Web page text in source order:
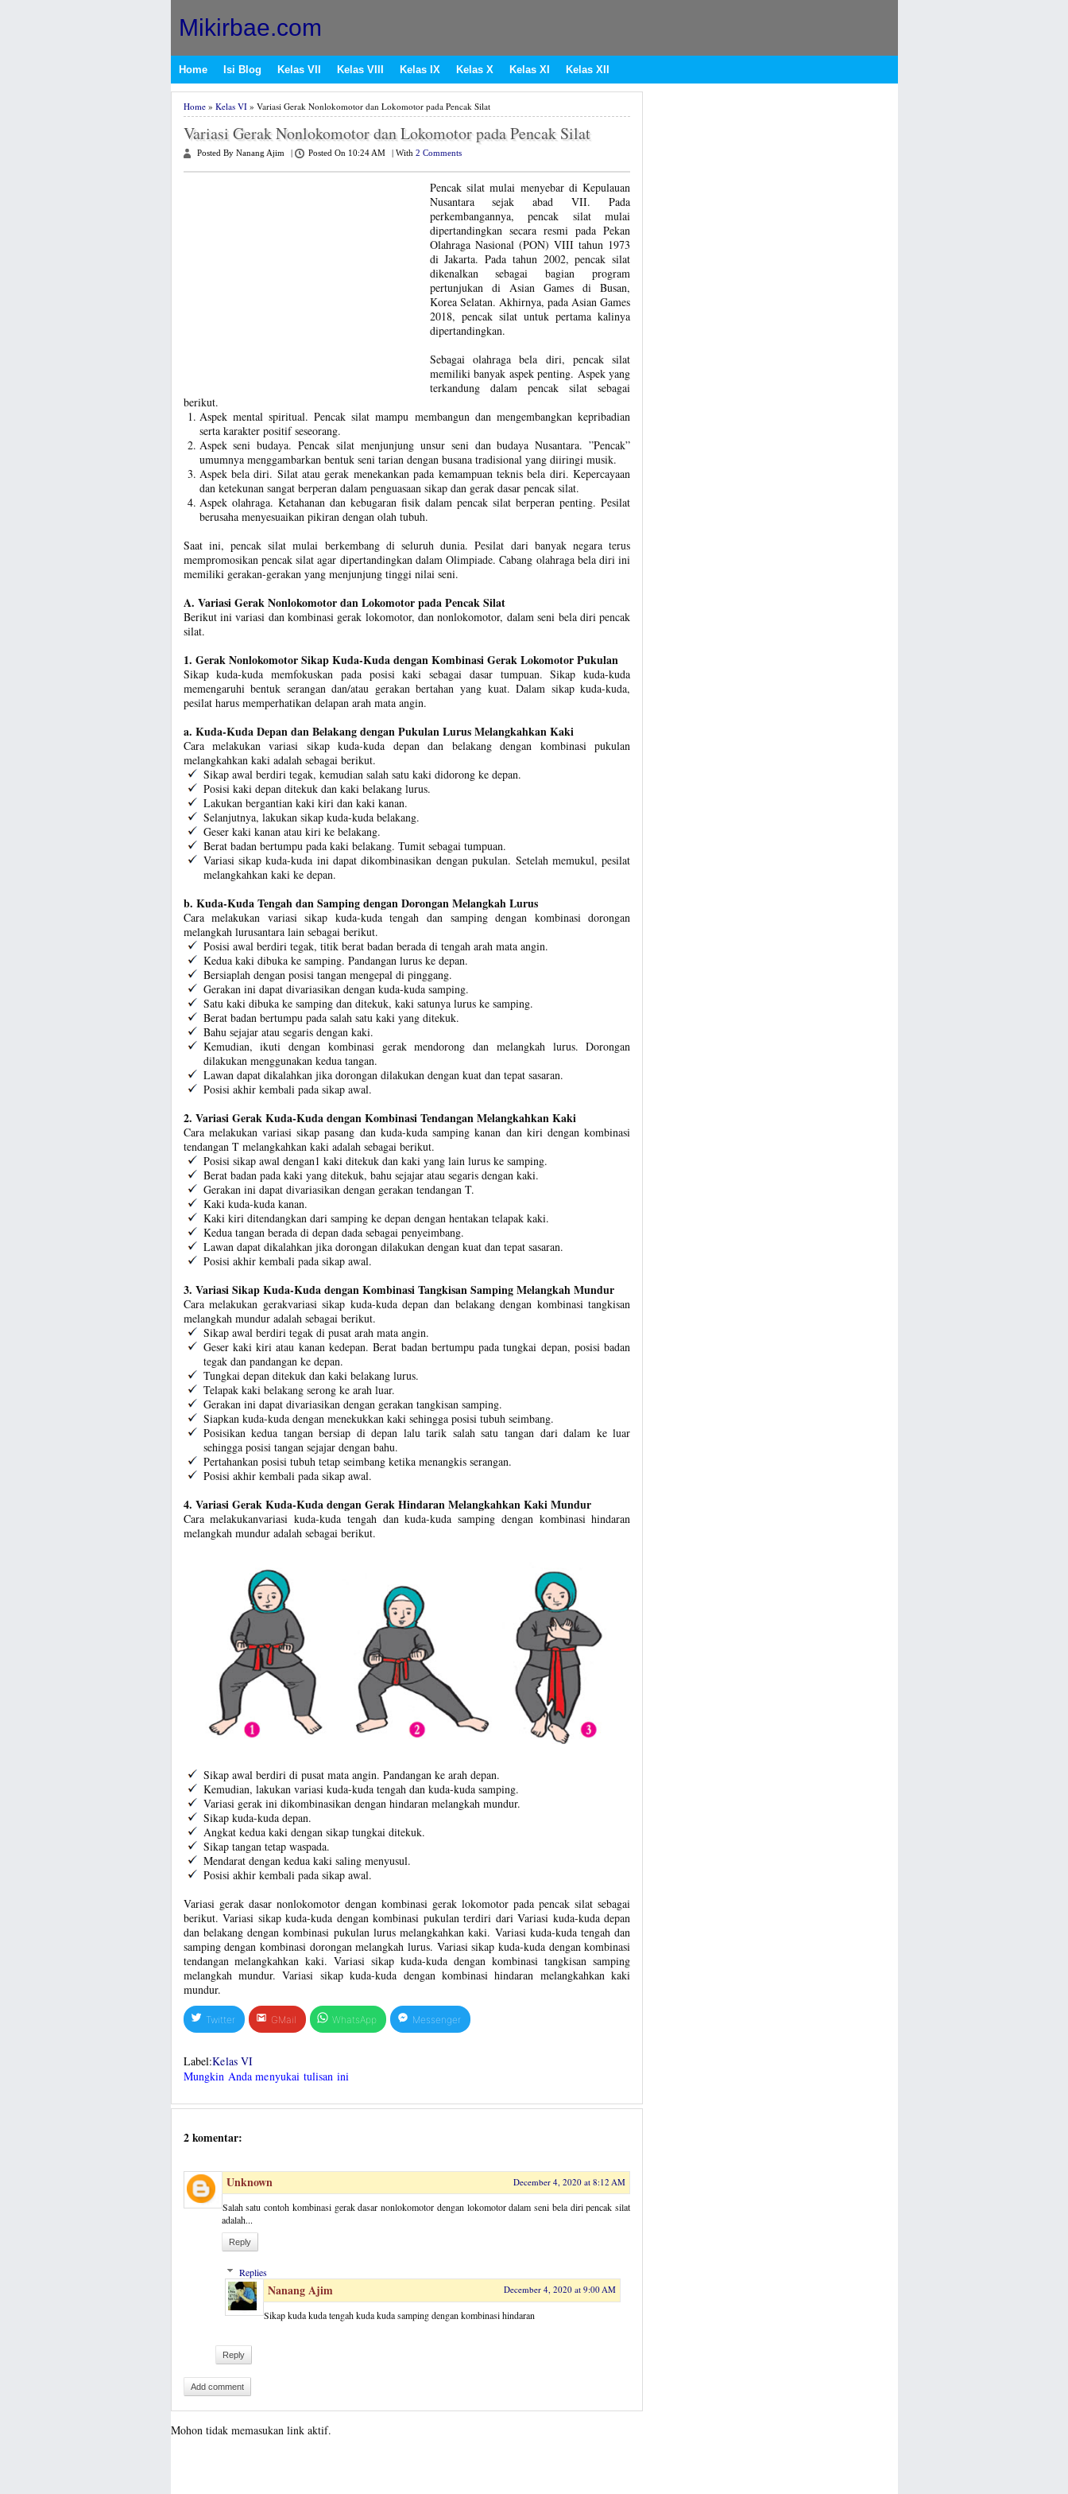
Mikirbae.com
Home Isi Blog Kelas VII Kelas VIII Kelas IX Kelas X Kelas XI Kelas XII
Home» Kelas VI» Variasi Gerak Nonlokomotor dan Lokomotor pada Pencak Silat
Variasi Gerak Nonlokomotor dan Lokomotor pada Pencak Silat
Posted By Nanang Ajim Posted On 10:24 AM With 2 Comments
Pencak silat mulai menyebar di Kepulauan
Nusantara sejak abad VII. Pada
perkembangannya, pencak silat mulai
dipertandingkan secara resmi pada Pekan
Olahraga Nasional (PON) VIII tahun 1973
di Jakarta. Pada tahun 2002, pencak silat
dikenalkan sebagai bagian program
pertunjukan di Asian Games di Busan,
Korea Selatan. Akhirnya, pada Asian Games
2018, pencak silat untuk pertama kalinya
dipertandingkan.
Sebagai olahraga bela diri, pencak silat
memiliki banyak aspek penting. Aspek yang
terkandung dalam pencak silat sebagai
berikut.
Aspek mental spiritual. Pencak silat mampu membangun dan mengembangkan kepribadian
serta karakter positif seseorang.
Aspek seni budaya. Pencak silat menjunjung unsur seni dan budaya Nusantara. ”Pencak”
umumnya menggambarkan bentuk seni tarian dengan busana tradisional yang diiringi musik.
Aspek bela diri. Silat atau gerak menekankan pada kemampuan teknis bela diri. Kepercayaan
dan ketekunan sangat berperan dalam penguasaan sikap dan gerak dasar pencak silat.
Aspek olahraga. Ketahanan dan kebugaran fisik dalam pencak silat berperan penting. Pesilat
berusaha menyesuaikan pikiran dengan olah tubuh.
Saat ini, pencak silat mulai berkembang di seluruh dunia. Pesilat dari banyak negara terus
mempromosikan pencak silat agar dipertandingkan dalam Olimpiade. Cabang olahraga bela diri ini
memiliki gerakan-gerakan yang menjunjung tinggi nilai seni.
A. Variasi Gerak Nonlokomotor dan Lokomotor pada Pencak Silat
Berikut ini variasi dan kombinasi gerak lokomotor, dan nonlokomotor, dalam seni bela diri pencak
silat.
1. Gerak Nonlokomotor Sikap Kuda-Kuda dengan Kombinasi Gerak Lokomotor Pukulan
Sikap kuda-kuda memfokuskan pada posisi kaki sebagai dasar tumpuan. Sikap kuda-kuda
memengaruhi bentuk serangan dan/atau gerakan bertahan yang kuat. Dalam sikap kuda-kuda,
pesilat harus memperhatikan delapan arah mata angin.
a. Kuda-Kuda Depan dan Belakang dengan Pukulan Lurus Melangkahkan Kaki
Cara melakukan variasi sikap kuda-kuda depan dan belakang dengan kombinasi pukulan
melangkahkan kaki adalah sebagai berikut.
Sikap awal berdiri tegak, kemudian salah satu kaki didorong ke depan.
Posisi kaki depan ditekuk dan kaki belakang lurus.
Lakukan bergantian kaki kiri dan kaki kanan.
Selanjutnya, lakukan sikap kuda-kuda belakang.
Geser kaki kanan atau kiri ke belakang.
Berat badan bertumpu pada kaki belakang. Tumit sebagai tumpuan.
Variasi sikap kuda-kuda ini dapat dikombinasikan dengan pukulan. Setelah memukul, pesilat
melangkahkan kaki ke depan.
b. Kuda-Kuda Tengah dan Samping dengan Dorongan Melangkah Lurus
Cara melakukan variasi sikap kuda-kuda tengah dan samping dengan kombinasi dorongan
melangkah lurusantara lain sebagai berikut.
Posisi awal berdiri tegak, titik berat badan berada di tengah arah mata angin.
Kedua kaki dibuka ke samping. Pandangan lurus ke depan.
Bersiaplah dengan posisi tangan mengepal di pinggang.
Gerakan ini dapat divariasikan dengan kuda-kuda samping.
Satu kaki dibuka ke samping dan ditekuk, kaki satunya lurus ke samping.
Berat badan bertumpu pada salah satu kaki yang ditekuk.
Bahu sejajar atau segaris dengan kaki.
Kemudian, ikuti dengan kombinasi gerak mendorong dan melangkah lurus. Dorongan
dilakukan menggunakan kedua tangan.
Lawan dapat dikalahkan jika dorongan dilakukan dengan kuat dan tepat sasaran.
Posisi akhir kembali pada sikap awal.
2. Variasi Gerak Kuda-Kuda dengan Kombinasi Tendangan Melangkahkan Kaki
Cara melakukan variasi sikap pasang dan kuda-kuda samping kanan dan kiri dengan kombinasi
tendangan T melangkahkan kaki adalah sebagai berikut.
Posisi sikap awal dengan1 kaki ditekuk dan kaki yang lain lurus ke samping.
Berat badan pada kaki yang ditekuk, bahu sejajar atau segaris dengan kaki.
Gerakan ini dapat divariasikan dengan gerakan tendangan T.
Kaki kuda-kuda kanan.
Kaki kiri ditendangkan dari samping ke depan dengan hentakan telapak kaki.
Kedua tangan berada di depan dada sebagai penyeimbang.
Lawan dapat dikalahkan jika dorongan dilakukan dengan kuat dan tepat sasaran.
Posisi akhir kembali pada sikap awal.
3. Variasi Sikap Kuda-Kuda dengan Kombinasi Tangkisan Samping Melangkah Mundur
Cara melakukan gerakvariasi sikap kuda-kuda depan dan belakang dengan kombinasi tangkisan
melangkah mundur adalah sebagai berikut.
Sikap awal berdiri tegak di pusat arah mata angin.
Geser kaki kiri atau kanan kedepan. Berat badan bertumpu pada tungkai depan, posisi badan
tegak dan pandangan ke depan.
Tungkai depan ditekuk dan kaki belakang lurus.
Telapak kaki belakang serong ke arah luar.
Gerakan ini dapat divariasikan dengan gerakan tangkisan samping.
Siapkan kuda-kuda dengan menekukkan kaki sehingga posisi tubuh seimbang.
Posisikan kedua tangan bersiap di depan lalu tarik salah satu tangan dari dalam ke luar
sehingga posisi tangan sejajar dengan bahu.
Pertahankan posisi tubuh tetap seimbang ketika menangkis serangan.
Posisi akhir kembali pada sikap awal.
4. Variasi Gerak Kuda-Kuda dengan Gerak Hindaran Melangkahkan Kaki Mundur
Cara melakukanvariasi kuda-kuda tengah dan kuda-kuda samping dengan kombinasi hindaran
melangkah mundur adalah sebagai berikut.
Sikap awal berdiri di pusat mata angin. Pandangan ke arah depan.
Kemudian, lakukan variasi kuda-kuda tengah dan kuda-kuda samping.
Variasi gerak ini dikombinasikan dengan hindaran melangkah mundur.
Sikap kuda-kuda depan.
Angkat kedua kaki dengan sikap tungkai ditekuk.
Sikap tangan tetap waspada.
Mendarat dengan kedua kaki saling menyusul.
Posisi akhir kembali pada sikap awal.
Variasi gerak dasar nonlokomotor dengan kombinasi gerak lokomotor pada pencak silat sebagai
berikut. Variasi sikap kuda-kuda dengan kombinasi pukulan terdiri dari Variasi kuda-kuda depan
dan belakang dengan kombinasi pukulan lurus melangkahkan kaki. Variasi kuda-kuda tengah dan
samping dengan kombinasi dorongan melangkah lurus. Variasi sikap kuda-kuda dengan kombinasi
tendangan melangkahkan kaki. Variasi sikap kuda-kuda dengan kombinasi tangkisan samping
melangkah mundur. Variasi sikap kuda-kuda dengan kombinasi hindaran melangkahkan kaki
mundur.
Twitter GMail WhatsApp Messenger
Label:Kelas VI
Mungkin Anda menyukai tulisan ini
2 komentar:
Unknown December 4, 2020 at 8:12 AM
Salah satu contoh kombinasi gerak dasar nonlokomotor dengan lokomotor dalam seni bela diri pencak silat
adalah...
Reply
Replies
Nanang Ajim December 4, 2020 at 9:00 AM
Sikap kuda kuda tengah kuda kuda samping dengan kombinasi hindaran
Reply
Add comment
Mohon tidak memasukan link aktif.